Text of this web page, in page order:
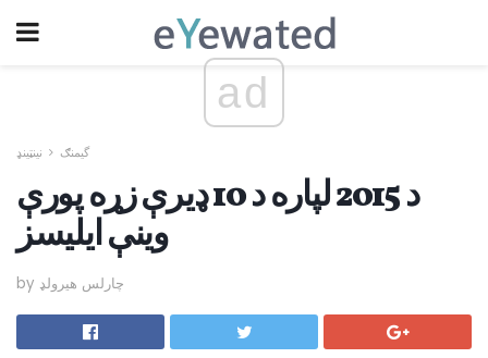
ad
گیمنګ نینټینډ
د 2015 لپاره د 10 ډیرې زړه پورې
وینې ایلیسز
by چارلس هیرولډ